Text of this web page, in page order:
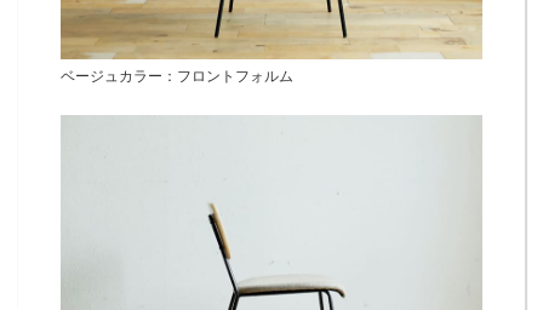
ベージュカラー：フロントフォルム